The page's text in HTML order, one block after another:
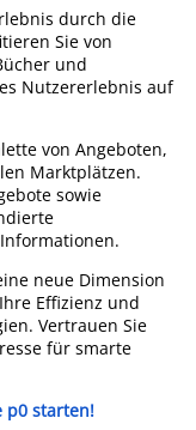
durch die
Sie von
und
Nutzererlebnis auf
von Angeboten,
Marktplätzen.
sowie
neue Dimension
Effizienz und
Vertrauen Sie
für smarte
p0 starten!